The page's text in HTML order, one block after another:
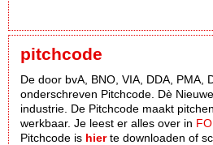
pitchcode
De door bvA, BNO, VIA, DDA, PMA,
onderschreven Pitchcode. Dè
industrie. De Pitchcode maakt
werkbaar. Je leest er alles over in
Pitchcode is hierte downloaden of